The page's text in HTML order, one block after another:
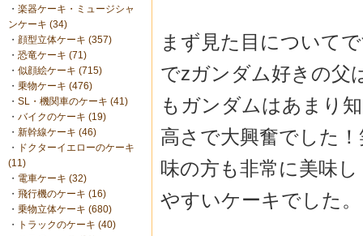
・ 楽器ケーキ・ミュージシャ
ンケーキ (34)
・ 顔型立体ケーキ (357)
・ 恐竜ケーキ (71)
・ 似顔絵ケーキ (715)
・ 乗物ケーキ (476)
・ SL・機関車のケーキ (41)
・ バイクのケーキ (19)
・ 新幹線ケーキ (46)
・
ドクターイエローのケーキ
(11)
・ 電車ケーキ (32)
・ 飛行機のケーキ (16)
・ 乗物立体ケーキ (680)
・
トラックのケーキ (40)
まず見た目について
でzガンダム好きの父
もガンダムはあまり
高さで大興奮でした！
味の方も非常に美味
やすいケーキでした。